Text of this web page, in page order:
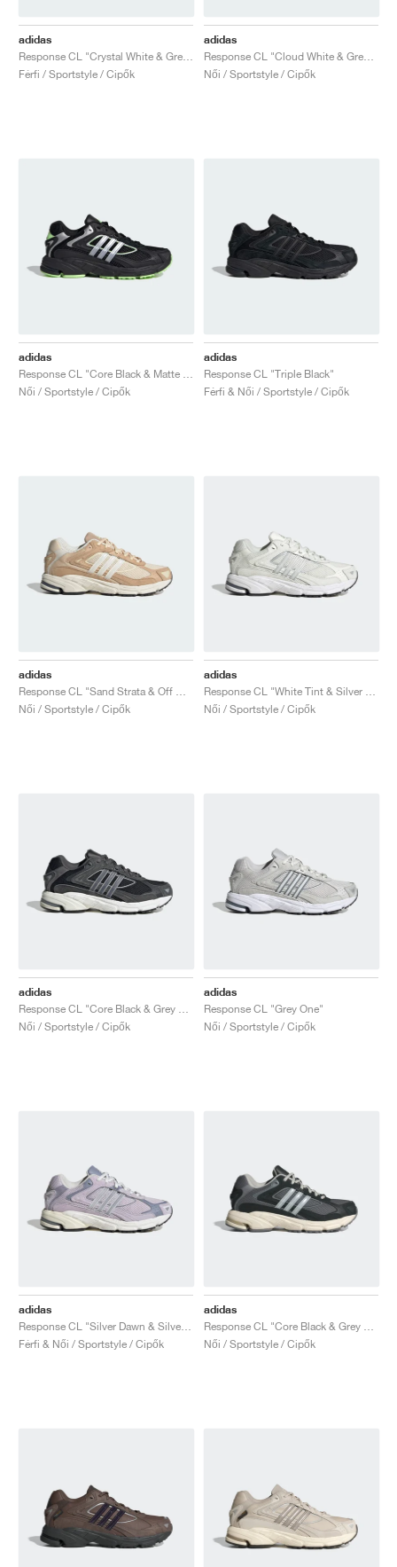
adidas
Férfi / Sportstyle / Cipők
adidas
Női / Sportstyle / Cipők
adidas
Női / Sportstyle / Cipők
adidas
Response CL "Triple Black"
Férfi & Női / Sportstyle / Cipők
adidas
Női / Sportstyle / Cipők
adidas
Női / Sportstyle / Cipők
adidas
Női / Sportstyle / Cipők
adidas
Response CL "Grey One"
Női / Sportstyle / Cipők
adidas
Férfi & Női / Sportstyle / Cipők
adidas
Női / Sportstyle / Cipők